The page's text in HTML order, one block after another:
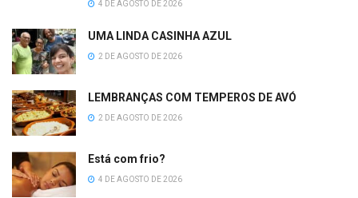
4 DE AGOSTO DE 2026
UMA LINDA CASINHA AZUL
2 DE AGOSTO DE 2026
LEMBRANÇAS COM TEMPEROS DE AVÓ
2 DE AGOSTO DE 2026
Está com frio?
4 DE AGOSTO DE 2026